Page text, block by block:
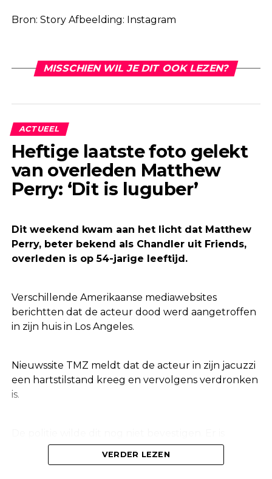
Bron: Story Afbeelding: Instagram
MISSCHIEN WIL JE DIT OOK LEZEN?
ACTUEEL
Heftige laatste foto gelekt
van overleden Matthew
Perry: ‘Dit is luguber’
Dit weekend kwam aan het licht dat Matthew
Perry, beter bekend als Chandler uit Friends,
overleden is op 54-jarige leeftijd.
Verschillende Amerikaanse mediawebsites
berichtten dat de acteur dood werd aangetroffen
in zijn huis in Los Angeles.
Nieuwssite TMZ meldt dat de acteur in zijn jacuzzi
een hartstilstand kreeg en vervolgens verdronken
is.
aanvullend onderzoek nodig naar de
doodsoorzaak van de acteur.
VERDER LEZEN